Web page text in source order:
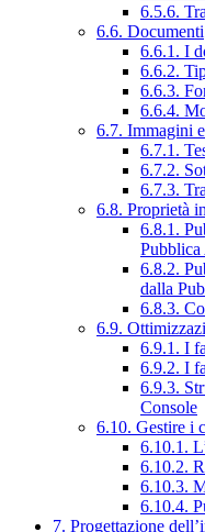
6.5.6.
6.6. Documenti
6.6.1. I
6.6.2.
6.6.3.
6.6.4.
6.7. Immagini
6.7.1.
6.7.2.
6.7.3.
6.8. Proprietà
6.8.1.
6.8.2.
dalla
6.8.3.
6.9.
6.9.1. I
6.9.2. I
6.9.3.
Console
6.10. Gestire i
6.10.1.
6.10.2.
6.10.3.
6.10.4.
7. Progettazione